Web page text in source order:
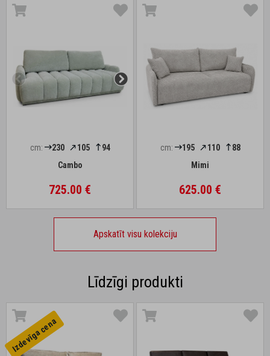
cm: 230 105
94
Cambo
725.00 €
cm: 195 110
88
Mimi
625.00 €
Apskatīt visu kolekciju
Līdzīgi produkti
Izdevīga cena